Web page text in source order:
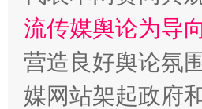
这是一记警钟！
流传媒舆论为导
营造良好舆论氛
媒网站架起政府